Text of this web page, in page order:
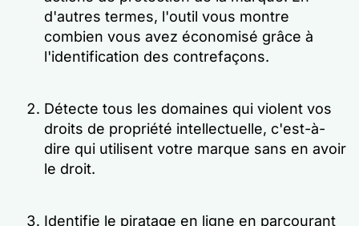
d'autres termes, l'outil vous montre
combien vous avez économisé grâce à
l'identification des contrefaçons.
Détecte tous les domaines qui violent vos
droits de propriété intellectuelle, c'est-à-
dire qui utilisent votre marque sans en avoir
le droit.
Identifie le piratage en ligne en parcourant